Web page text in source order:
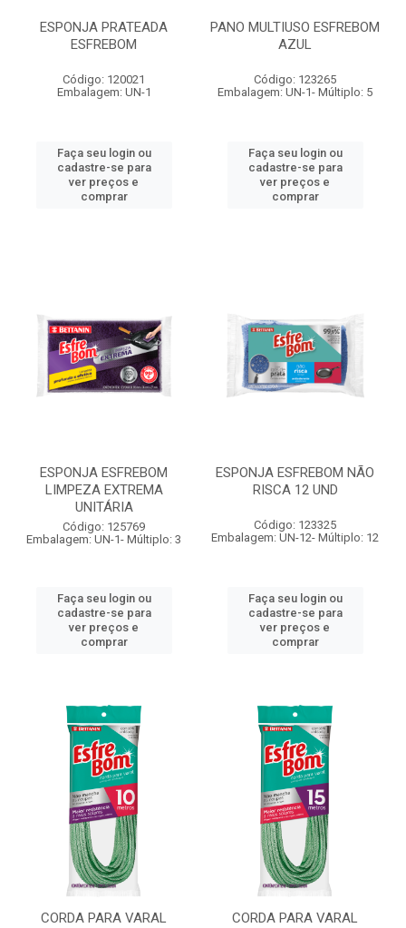
ESPONJA PRATEADA
ESFREBOM
Código: 120021
Embalagem: UN-1
Faça seu login ou
cadastre-se para
ver preços e
comprar
PANO MULTIUSO ESFREBOM
AZUL
Código: 123265
Embalagem: UN-1- Múltiplo: 5
Faça seu login ou
cadastre-se para
ver preços e
comprar
ESPONJA ESFREBOM
LIMPEZA EXTREMA
UNITÁRIA
Código: 125769
Embalagem: UN-1- Múltiplo: 3
Faça seu login ou
cadastre-se para
ver preços e
comprar
ESPONJA ESFREBOM NÃO
RISCA 12 UND
Código: 123325
Embalagem: UN-12- Múltiplo: 12
Faça seu login ou
cadastre-se para
ver preços e
comprar
CORDA PARA VARAL
CORDA PARA VARAL